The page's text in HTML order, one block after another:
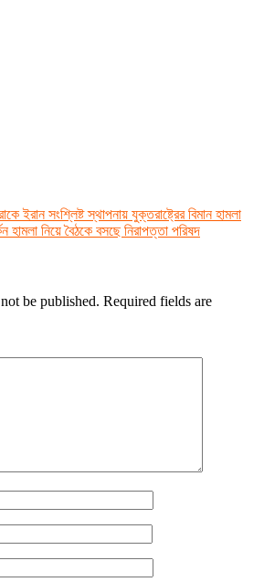
ইরান সংশ্লিষ্ট স্থাপনায় যুক্তরাষ্ট্রের বিমান হামলা
হামলা নিয়ে বৈঠকে বসছে নিরাপত্তা পরিষদ
be published. Required fields are